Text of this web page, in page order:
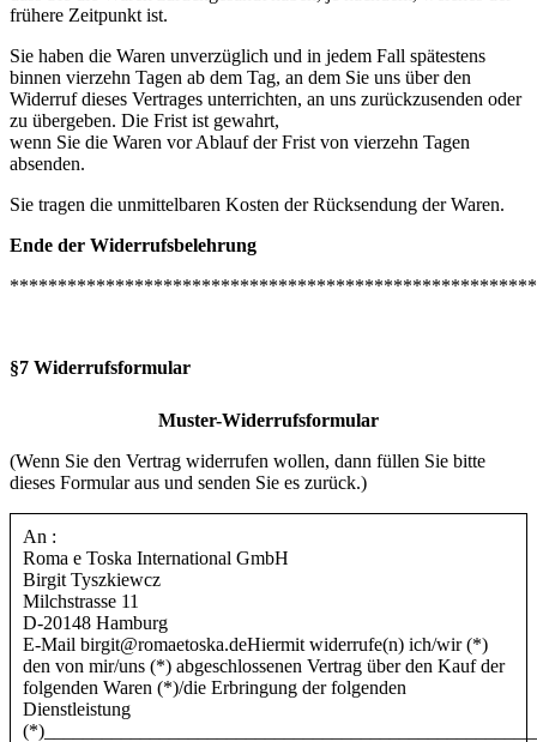
frühere Zeitpunkt ist.
Sie haben die Waren unverzüglich und in jedem Fall spätestens
binnen vierzehn Tagen ab dem Tag, an dem Sie uns über den
Widerruf dieses Vertrages unterrichten, an uns zurückzusenden oder
zu übergeben. Die Frist ist gewahrt,
wenn Sie die Waren vor Ablauf der Frist von vierzehn Tagen
absenden.
Sie tragen die unmittelbaren Kosten der Rücksendung der Waren.
Ende der Widerrufsbelehrung
§7 Widerrufsformular
Muster-Widerrufsformular
(Wenn Sie den Vertrag widerrufen wollen, dann füllen Sie bitte
dieses Formular aus und senden Sie es zurück.)
An :
Roma e Toska International GmbH
Birgit Tyszkiewcz
Milchstrasse 11
D-20148 Hamburg
E-Mail birgit@romaetoska.deHiermit widerrufe(n) ich/wir (*)
den von mir/uns (*) abgeschlossenen Vertrag über den Kauf der
folgenden Waren (*)/die Erbringung der folgenden
Dienstleistung